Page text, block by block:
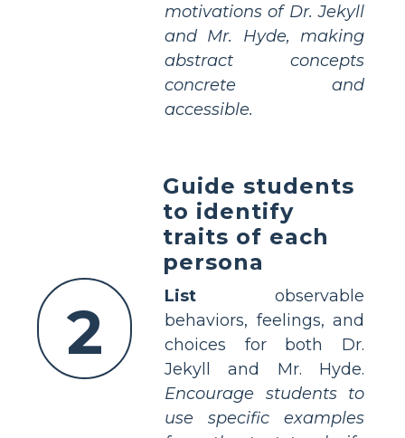
motivations of Dr. Jekyll
and Mr. Hyde, making
abstract concepts
concrete and
accessible.
2
Guide students
to identify
traits of each
persona
List observable
behaviors, feelings, and
choices for both Dr.
Jekyll and Mr. Hyde.
Encourage students to
use specific examples